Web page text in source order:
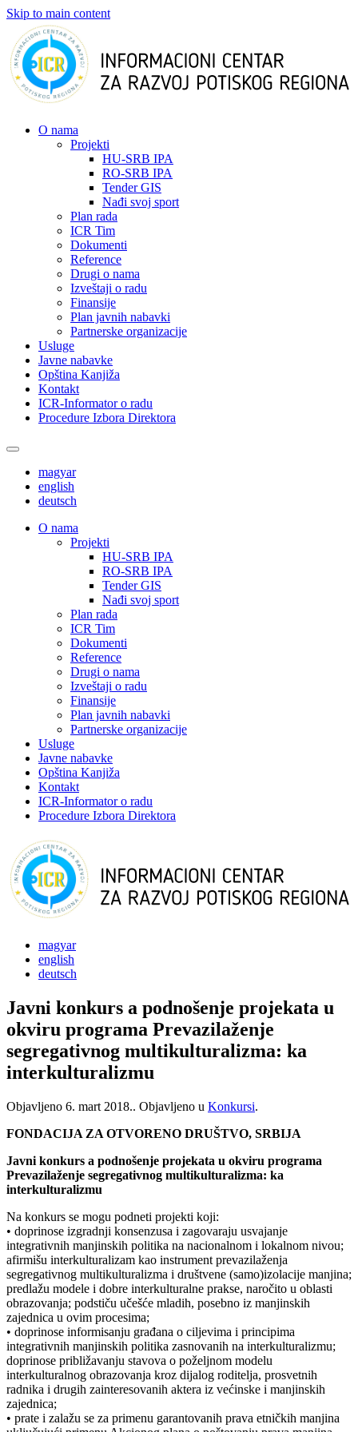
Skip to main content
О nama
Projekti
HU-SRB IPA
RO-SRB IPA
Tender GIS
Nađi svoj sport
Plan rada
ICR Tim
Dokumenti
Reference
Drugi o nama
Izveštaji o radu
Finansije
Plan javnih nabavki
Partnerske organizacije
Usluge
Javne nabavke
Opština Kanjiža
Kontakt
ICR-Informator o radu
Procedure Izbora Direktora
magyar
english
deutsch
О nama
Projekti
HU-SRB IPA
RO-SRB IPA
Tender GIS
Nađi svoj sport
Plan rada
ICR Tim
Dokumenti
Reference
Drugi o nama
Izveštaji o radu
Finansije
Plan javnih nabavki
Partnerske organizacije
Usluge
Javne nabavke
Opština Kanjiža
Kontakt
ICR-Informator o radu
Procedure Izbora Direktora
magyar
english
deutsch
Javni konkurs a podnošenje projekata u
okviru programa Prevazilaženje
segregativnog multikulturalizma: ka
interkulturalizmu
Objavljeno 6. mart 2018.. Objavljeno u Konkursi.
FONDACIJA ZA OTVORENO DRUŠTVO, SRBIJA
Javni konkurs a podnošenje projekata u okviru programa
Prevazilaženje segregativnog multikulturalizma: ka
interkulturalizmu
Na konkurs se mogu podneti projekti koji:
• doprinose izgradnji konsenzusa i zagovaraju usvajanje
integrativnih manjinskih politika na nacionalnom i lokalnom nivou;
afirmišu interkulturalizam kao instrument prevazilaženja
segregativnog multikulturalizma i društvene (samo)izolacije manjina;
predlažu modele i dobre interkulturalne prakse, naročito u oblasti
obrazovanja; podstiču učešće mladih, posebno iz manjinskih
zajednica u ovim procesima;
• doprinose informisanju građana o ciljevima i principima
integrativnih manjinskih politika zasnovanih na interkulturalizmu;
doprinose približavanju stavova o poželjnom modelu
interkulturalnog obrazovanja kroz dijalog roditelja, prosvetnih
radnika i drugih zainteresovanih aktera iz većinske i manjinskih
zajednica;
• prate i zalažu se za primenu garantovanih prava etničkih manjina